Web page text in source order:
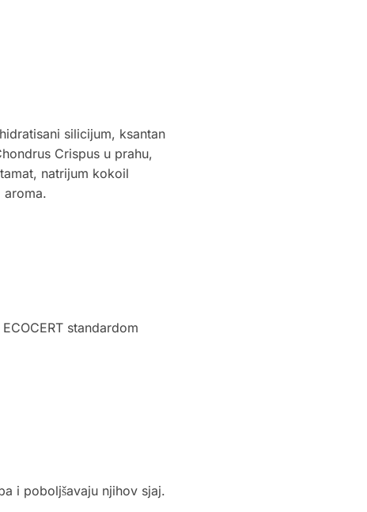
silicijum, ksantan
Crispus u prahu,
natrijum kokoil
aroma.
standardom
i poboljšavaju njihov sjaj.